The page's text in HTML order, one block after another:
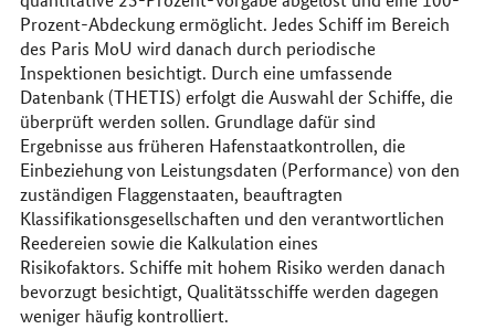
Prozent-Abdeckung ermöglicht. Jedes Schiff im Bereich
des Paris MoU wird danach durch periodische
Inspektionen besichtigt. Durch eine umfassende
Datenbank (THETIS) erfolgt die Auswahl der Schiffe, die
überprüft werden sollen. Grundlage dafür sind
Ergebnisse aus früheren Hafenstaatkontrollen, die
Einbeziehung von Leistungsdaten (Performance) von den
zuständigen Flaggenstaaten, beauftragten
Klassifikationsgesellschaften und den verantwortlichen
Reedereien sowie die Kalkulation eines
Risikofaktors. Schiffe mit hohem Risiko werden danach
bevorzugt besichtigt, Qualitätsschiffe werden dagegen
weniger häufig kontrolliert.